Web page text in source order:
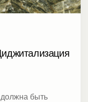
быть